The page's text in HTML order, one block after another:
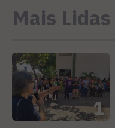
Mais Lidas
1